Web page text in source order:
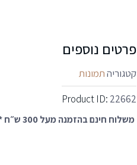
פרטים נוספים
קטגוריהתמונות
Product ID: 22662
משלוח חינם בהזמנה מעל 300 ש״ח *לא כולל ריהוט*